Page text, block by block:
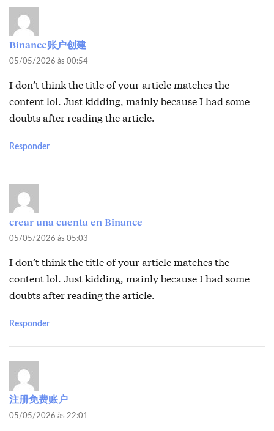
Binance账户创建
05/05/2026 às 00:54
I don’t think the title of your article matches the
content lol. Just kidding, mainly because I had some
doubts after reading the article.
Responder
crear una cuenta en Binance
05/05/2026 às 05:03
I don’t think the title of your article matches the
content lol. Just kidding, mainly because I had some
doubts after reading the article.
Responder
注册免费账户
05/05/2026 às 22:01